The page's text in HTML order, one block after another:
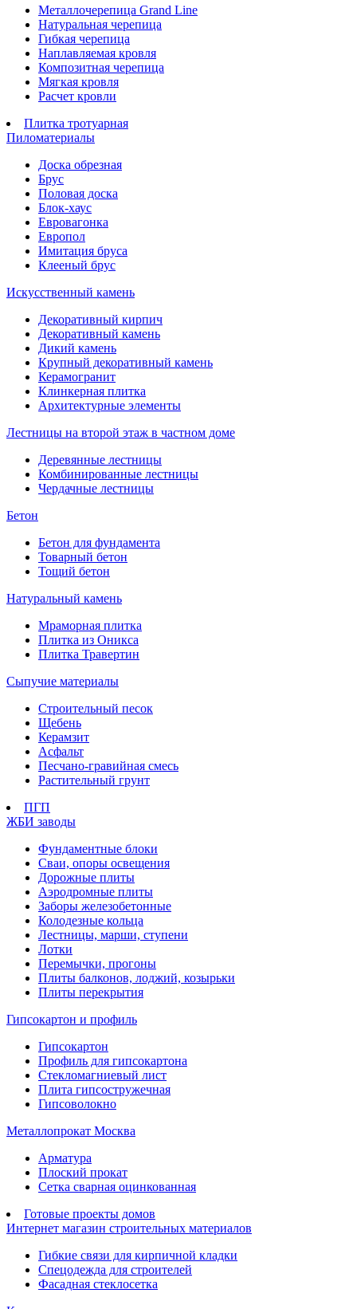
Металлочерепица Grand Line
Натуральная черепица
Гибкая черепица
Наплавляемая кровля
Композитная черепица
Мягкая кровля
Расчет кровли
Плитка тротуарная
Пиломатериалы
Доска обрезная
Брус
Половая доска
Блок-хаус
Евровагонка
Европол
Имитация бруса
Клееный брус
Искусственный камень
Декоративный кирпич
Декоративный камень
Дикий камень
Крупный декоративный камень
Керамогранит
Клинкерная плитка
Архитектурные элементы
Лестницы на второй этаж в частном доме
Деревянные лестницы
Комбинированные лестницы
Чердачные лестницы
Бетон
Бетон для фундамента
Товарный бетон
Тощий бетон
Натуральный камень
Мраморная плитка
Плитка из Оникса
Плитка Травертин
Сыпучие материалы
Строительный песок
Щебень
Керамзит
Асфальт
Песчано-гравийная смесь
Растительный грунт
ПГП
ЖБИ заводы
Фундаментные блоки
Сваи, опоры освещения
Дорожные плиты
Аэродромные плиты
Заборы железобетонные
Колодезные кольца
Лестницы, марши, ступени
Лотки
Перемычки, прогоны
Плиты балконов, лоджий, козырьки
Плиты перекрытия
Гипсокартон и профиль
Гипсокартон
Профиль для гипсокартона
Стекломагниевый лист
Плита гипсостружечная
Гипсоволокно
Металлопрокат Москва
Арматура
Плоский прокат
Сетка сварная оцинкованная
Готовые проекты домов
Интернет магазин строительных материалов
Гибкие связи для кирпичной кладки
Спецодежда для строителей
Фасадная стеклосетка